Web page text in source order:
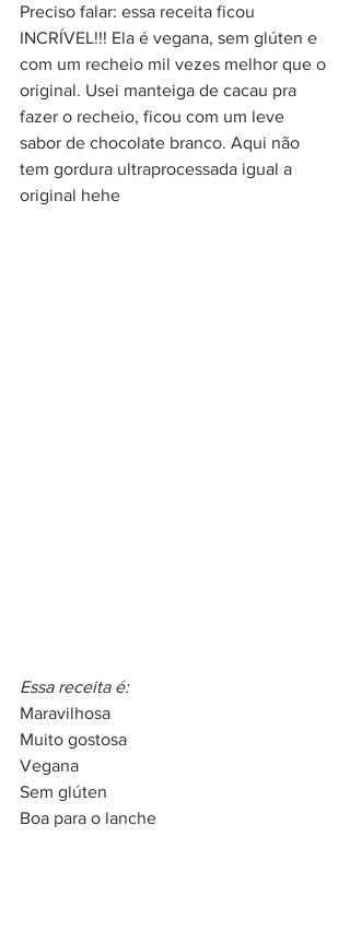
Preciso falar: essa receita ficou
INCRÍVEL!!! Ela é vegana, sem glúten e
com um recheio mil vezes melhor que o
original. Usei manteiga de cacau pra
fazer o recheio, ficou com um leve
sabor de chocolate branco. Aqui não
tem gordura ultraprocessada igual a
original hehe
Essa receita é:
Maravilhosa
Muito gostosa
Vegana
Sem glúten
Boa para o lanche